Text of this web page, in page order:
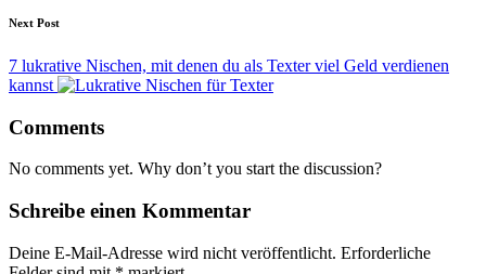
Next Post
7 lukrative Nischen, mit denen du als Texter viel Geld verdienen
kannst
Comments
No comments yet. Why don’t you start the discussion?
Schreibe einen Kommentar
Deine E-Mail-Adresse wird nicht veröffentlicht. Erforderliche